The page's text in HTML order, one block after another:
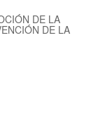
DE LA
DE LA